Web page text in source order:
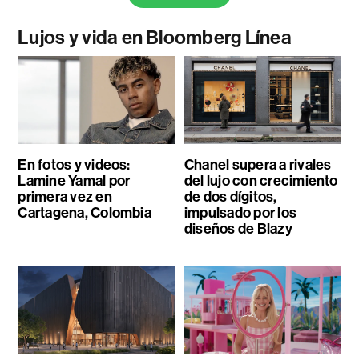
Lujos y vida en Bloomberg Línea
En fotos y videos:
Lamine Yamal por
primera vez en
Cartagena, Colombia
Chanel supera a rivales
del lujo con crecimiento
de dos dígitos,
impulsado por los
diseños de Blazy